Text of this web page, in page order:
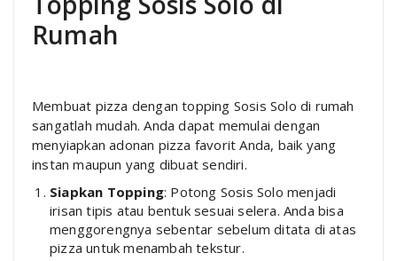
Rumah
Membuat pizza dengan topping Sosis Solo di rumah
sangatlah mudah. Anda dapat memulai dengan
menyiapkan adonan pizza favorit Anda, baik yang
instan maupun yang dibuat sendiri.
Siapkan Topping: Potong Sosis Solo menjadi
irisan tipis atau bentuk sesuai selera. Anda bisa
menggorengnya sebentar sebelum ditata di atas
pizza untuk menambah tekstur.